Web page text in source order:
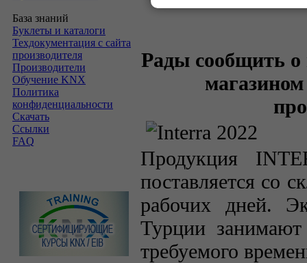
База знаний
Буклеты и каталоги
Техдокументация с сайта
производителя
Производители
Обучение KNX
Политика
конфиденциальности
Скачать
Ссылки
FAQ
Рады сообщить
Продукция
поставляется со
рабочих дней.
Турции
требуемого